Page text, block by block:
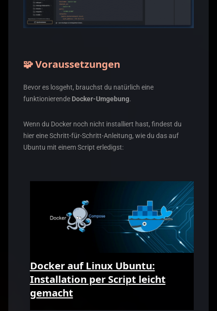
🧩 Voraussetzungen
Bevor es losgeht, brauchst du natürlich eine
funktionierende Docker-Umgebung.
Wenn du Docker noch nicht installiert hast, findest du
hier eine Schritt-für-Schritt-Anleitung, wie du das auf
Ubuntu mit einem Script erledigst:
Docker auf Linux Ubuntu:
Installation per Script leicht
gemacht